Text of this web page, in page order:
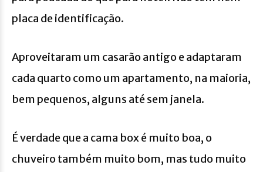
placa de identificação.
Aproveitaram um casarão antigo e adaptaram
cada quarto como um apartamento, na maioria,
bem pequenos, alguns até sem janela.
É verdade que a cama box é muito boa, o
chuveiro também muito bom, mas tudo muito